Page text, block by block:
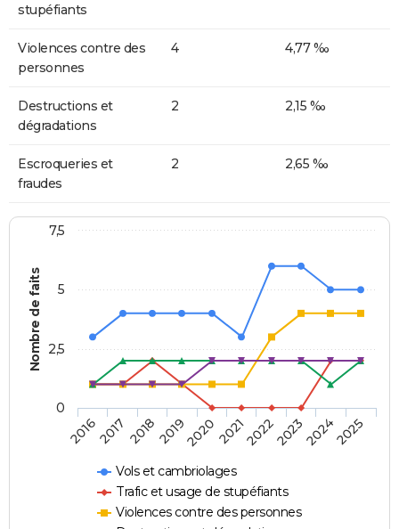
stupéfiants
Violences contre des
personnes
4 4,77 ‰
Destructions et
dégradations
2 2,15 ‰
Escroqueries et
fraudes
2 2,65 ‰
Nombre de faits
Vols et cambriolages
Trafic et usage de stupéfiants
Violences contre des personnes
20162017 20182019202020212022202320242025
0
2,5
5
7,5